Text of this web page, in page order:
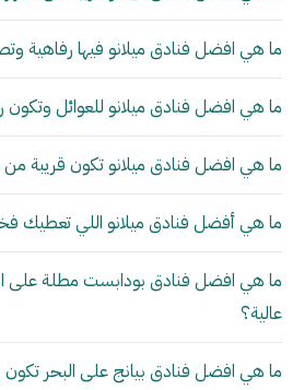
ما هي افضل فنادق ميلانو فيها رفاهية
ما هي افضل فنادق ميلانو للعوائل
ما هي افضل فنادق ميلانو تكون قريبة
ما هي أفضل فنادق ميلانو اللي تعطيك
ما هي افضل فنادق بودابست مطلة على
عالية؟
ما هي افضل فنادق بيانج على البحر تكون